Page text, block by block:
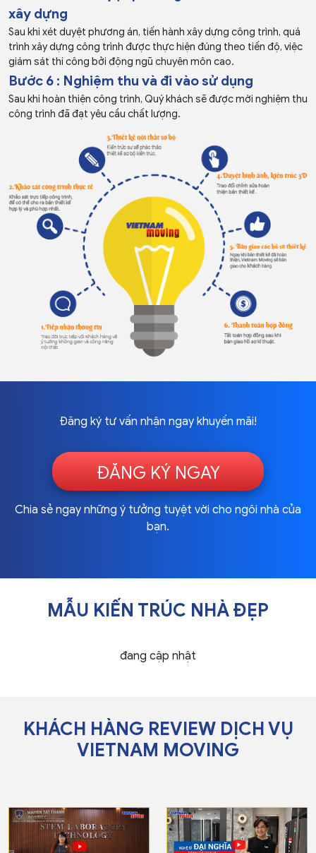
Thi Công nội thất Nhà
hàng - Quán ăn
Thi Công nội thất Khách
Sạn - Resort
Thi Công nội thất
Thi Công nội thất Siêu
Khám - Nhà thuốc
xây dựng
Sau khi xét duyệt phương án, tiến hành xây dựng công trình, quá
trình xây dựng công trình được thực hiện đúng theo tiến độ, việc
giám sát thi công bởi động ngũ chuyên môn cao.
Bước 6 : Nghiệm thu và đi vào sử dụng
Sau khi hoàn thiện công trình, Quý khách sẽ được mời nghiệm thu
công trình đã đạt yêu cầu chất lượng.
Đăng ký tư vấn nhận ngay khuyến mãi!
ĐĂNG KÝ NGAY
Chia sẻ ngay những ý tưởng tuyệt vời cho ngôi nhà của
bạn.
MẪU KIẾN TRÚC NHÀ ĐẸP
đang cập nhật
KHÁCH HÀNG REVIEW DỊCH VỤ
VIETNAM MOVING